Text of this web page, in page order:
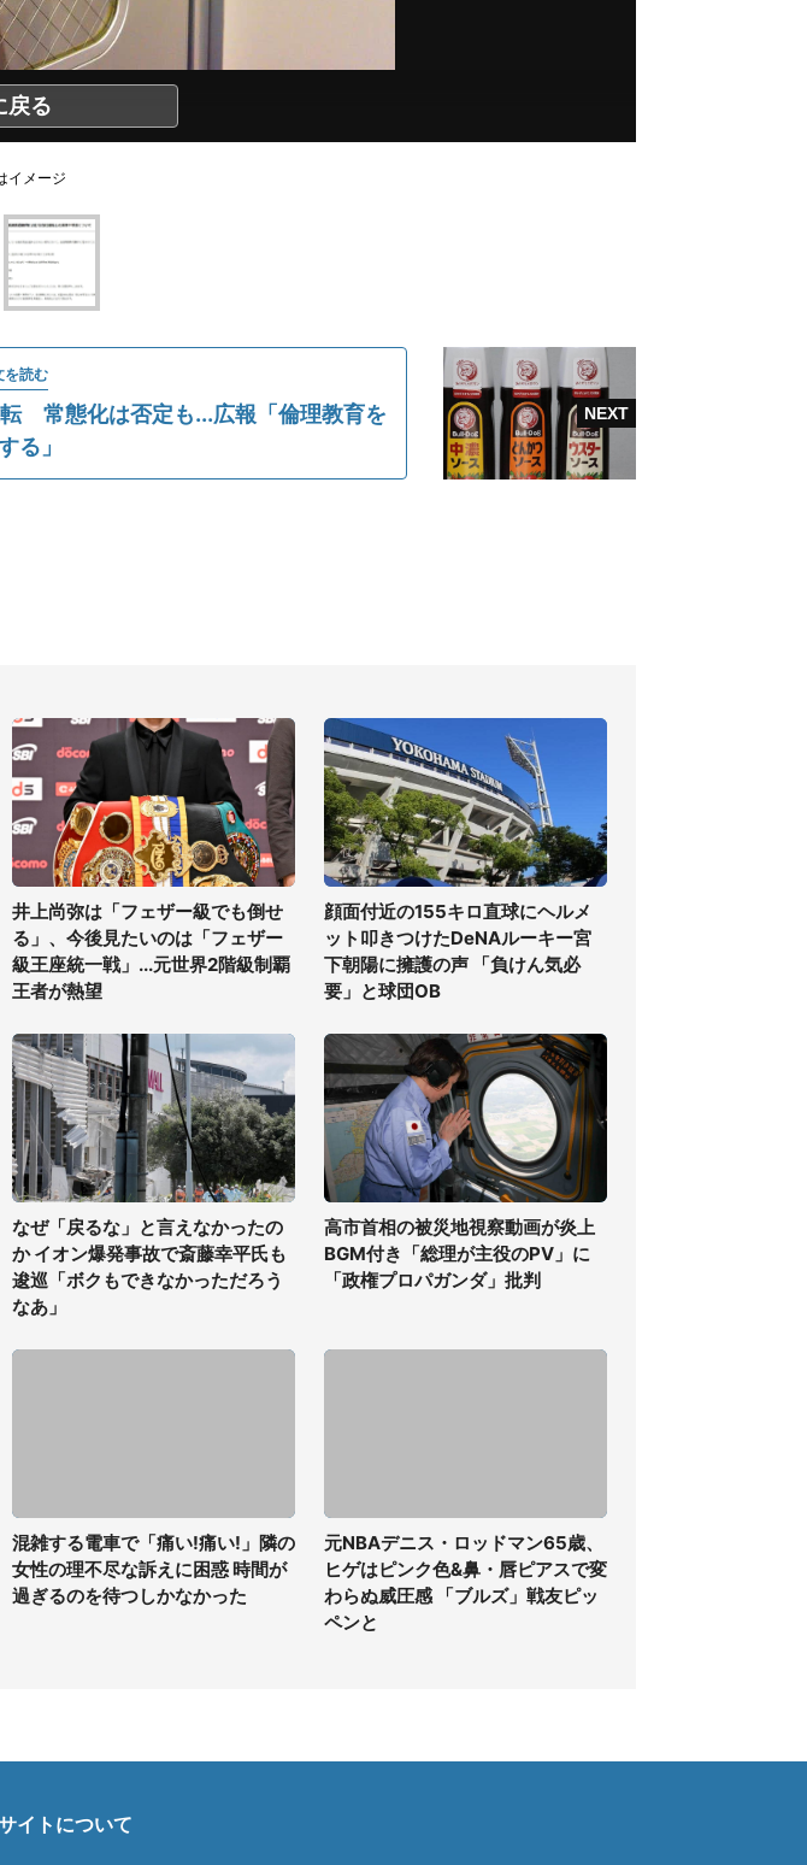
戻る
イメージ
を読む
常態化は否定も...広報「倫理教育を
る」
井上尚弥は「フェザー級でも倒せ
る」、今後見たいのは「フェザー
級王座統一戦」...元世界2階級制覇
王者が熱望
顔面付近の155キロ直球にヘルメ
ット叩きつけたDeNAルーキー宮
下朝陽に擁護の声 「負けん気必
要」と球団OB
なぜ「戻るな」と言えなかったの
か イオン爆発事故で斎藤幸平氏も
逡巡「ボクもできなかっただろう
なあ」
高市首相の被災地視察動画が炎上
BGM付き「総理が主役のPV」に
「政権プロパガンダ」批判
混雑する電車で「痛い!痛い!」隣の
女性の理不尽な訴えに困惑 時間が
過ぎるのを待つしかなかった
元NBAデニス・ロッドマン65歳、
ヒゲはピンク色&鼻・唇ピアスで変
わらぬ威圧感 「ブルズ」戦友ピッ
ペンと
イトについて